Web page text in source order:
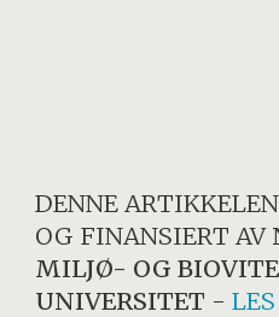
DENNE
OG FINANSIERT AV
MILJØ- OG
UNIVERSITET -